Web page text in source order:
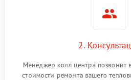
2.
Менеджер колл центра позвонит
стоимости ремонта вашего